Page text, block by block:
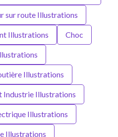
sur route Illustrations
Illustrations Choc
Illustrations
Industrie Illustrations
Illustrations
Illustrations